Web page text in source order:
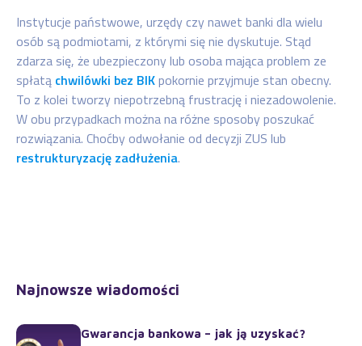
Instytucje państwowe, urzędy czy nawet banki dla wielu
osób są podmiotami, z którymi się nie dyskutuje. Stąd
zdarza się, że ubezpieczony lub osoba mająca problem ze
spłatą chwilówki bez BIKpokornie przyjmuje stan obecny.
To z kolei tworzy niepotrzebną frustrację i niezadowolenie.
W obu przypadkach można na różne sposoby poszukać
rozwiązania. Choćby odwołanie od decyzji ZUS lub
restrukturyzację zadłużenia.
Najnowsze wiadomości
Gwarancja bankowa – jak ją uzyskać?